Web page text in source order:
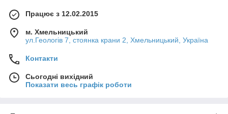
Працює з 12.02.2015
м. Хмельницький
ул.Геологів 7, стоянка крани 2, Хмельницький, Україна
Контакти
Сьогодні вихідний
Показати весь графік роботи